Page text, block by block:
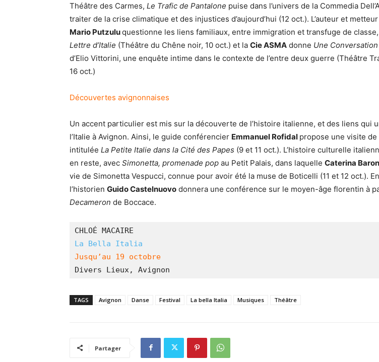
Théâtre des Carmes, Le Trafic de Pantalone puise dans l’univers de la Commedia
traiter de la crise climatique et des injustices d’aujourd’hui (12 oct.). L’auteur et
Mario Putzuluquestionne les liens familiaux, entre immigration et transfuge de
Lettre d’Italie (Théâtre du Chêne noir, 10 oct.) et la Cie ASMA donne Une
d’Elio Vittorini, une enquête intime dans le contexte de l’entre deux guerre (Théâtre
16 oct.)
Découvertes avignonnaises
Un accent particulier est mis sur la découverte de l’histoire italienne, et des liens qui
l’Italie à Avignon. Ainsi, le guide conférencier Emmanuel Rofidal propose une visite de
intitulée La Petite Italie dans la Cité des Papes (9 et 11 oct.). L’histoire culturelle
en reste, avec Simonetta, promenade pop au Petit Palais, dans laquelle Caterina
vie de Simonetta Vespucci, connue pour avoir été la muse de Boticelli (11 et 12 oct.).
l’historien Guido Castelnuovo donnera une conférence sur le moyen-âge florentin à
Decameron de Boccace.
CHLOÉ MACAIRE
La Bella Italia
Jusqu’au 19 octobre
Divers Lieux, Avignon
TAGS Avignon Danse Festival La bella Italia Musiques Théâtre
Partager